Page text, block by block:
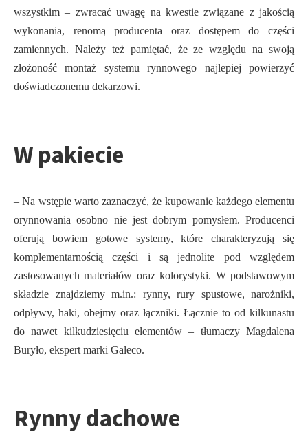
wszystkim – zwracać uwagę na kwestie związane z jakością
wykonania, renomą producenta oraz dostępem do części
zamiennych. Należy też pamiętać, że ze względu na swoją
złożoność montaż systemu rynnowego najlepiej powierzyć
doświadczonemu dekarzowi.
W pakiecie
– Na wstępie warto zaznaczyć, że kupowanie każdego elementu
orynnowania osobno nie jest dobrym pomysłem. Producenci
oferują bowiem gotowe systemy, które charakteryzują się
komplementarnością części i są jednolite pod względem
zastosowanych materiałów oraz kolorystyki. W podstawowym
składzie znajdziemy m.in.: rynny, rury spustowe, narożniki,
odpływy, haki, obejmy oraz łączniki. Łącznie to od kilkunastu
do nawet kilkudziesięciu elementów – tłumaczy Magdalena
Buryło, ekspert marki Galeco.
Rynny dachowe